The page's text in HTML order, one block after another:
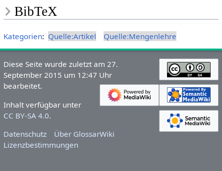
BibTeX
Kategorien: Quelle:Artikel Quelle:Mengenlehre
Diese Seite wurde zuletzt am 27.
September 2015 um 12:47 Uhr
bearbeitet.
Inhalt verfügbar unter
CC BY-SA 4.0.
Datenschutz
Über GlossarWiki
Lizenzbestimmungen